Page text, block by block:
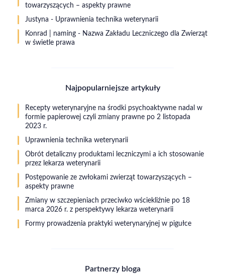
towarzyszących – aspekty prawne
Justyna - Uprawnienia technika weterynarii
Konrad | naming - Nazwa Zakładu Leczniczego dla Zwierząt
w świetle prawa
Najpopularniejsze artykuły
Recepty weterynaryjne na środki psychoaktywne nadal w
formie papierowej czyli zmiany prawne po 2 listopada
2023 r.
Uprawnienia technika weterynarii
Obrót detaliczny produktami leczniczymi a ich stosowanie
przez lekarza weterynarii
Postępowanie ze zwłokami zwierząt towarzyszących –
aspekty prawne
Zmiany w szczepieniach przeciwko wściekliźnie po 18
marca 2026 r. z perspektywy lekarza weterynarii
Formy prowadzenia praktyki weterynaryjnej w pigułce
Partnerzy bloga